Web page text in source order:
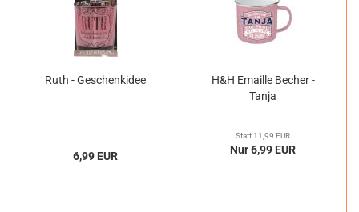
Ruth - Geschenkidee
6,99 EUR
H&H Emaille Becher -
Tanja
Statt 11,99 EUR
Nur 6,99 EUR